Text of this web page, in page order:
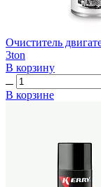
Очиститель
3ton
В корзину
В корзине